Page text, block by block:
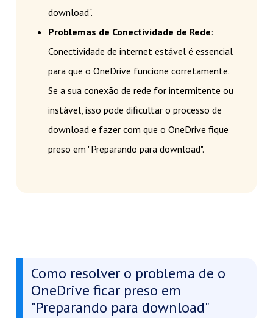
download".
Problemas de Conectividade de Rede:
Conectividade de internet estável é essencial
para que o OneDrive funcione corretamente.
Se a sua conexão de rede for intermitente ou
instável, isso pode dificultar o processo de
download e fazer com que o OneDrive fique
preso em "Preparando para download".
Como resolver o problema de o
OneDrive ficar preso em
"Preparando para download"